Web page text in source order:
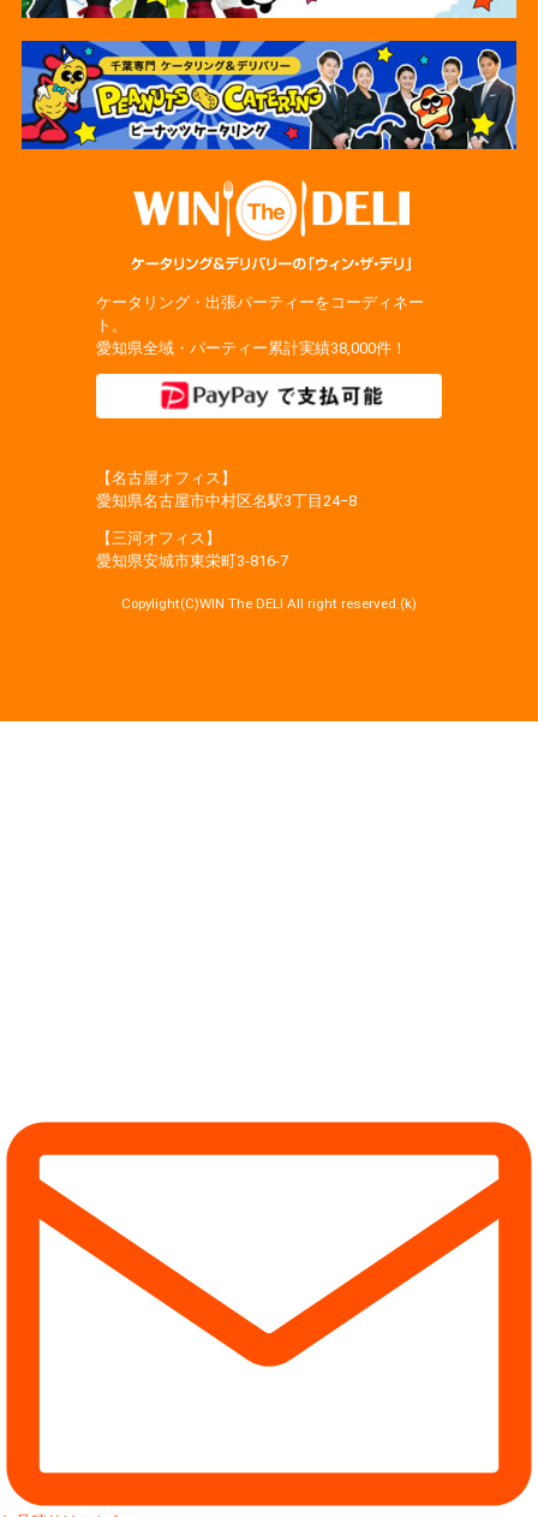
ケータリング・出張パーティーをコーディネー
ト。
愛知県全域・パーティー累計実績38,000件！
【名古屋オフィス】
愛知県名古屋市中村区名駅3丁目24−8
【三河オフィス】
愛知県安城市東栄町3‐816‐7
Copylight(C)WIN The DELI All right reserved.(k)